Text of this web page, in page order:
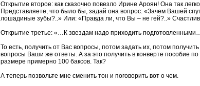
Открытие второе: как сказочно повезло Ирине Ароян! Она так
Представляете, что было бы, задай она вопрос: «Зачем Вашей
лошадиные зубы?..» Или: «Правда ли, что Вы – не гей?..»
Открытие третье: «…К звездам надо приходить
То есть, получить от Вас вопросы, потом задать их, потом
вопросы Ваши же ответы. А за это получить в конверте пособие по
размере примерно 100 баксов. Так?
А теперь позвольте мне сменить тон и поговорить вот о чем.